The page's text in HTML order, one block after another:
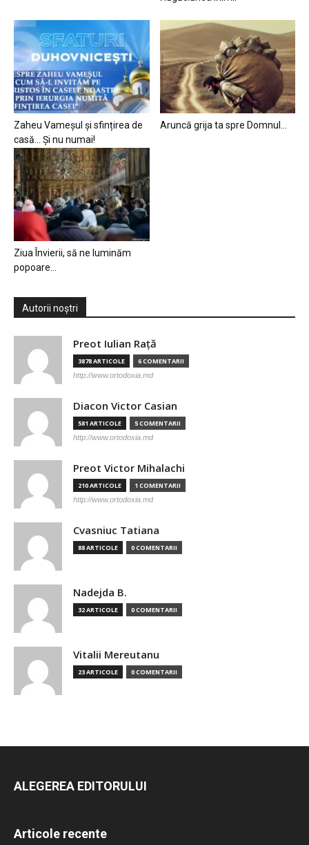
Zaheu Vameșul și sfințirea de
casă… Și nu numai!
Aruncă grija ta spre Domnul…
Ziua Învierii, să ne luminăm
popoare…
Autorii noștri
Preot Iulian Raţă
3878 ARTICOLE 6 COMENTARII
http://www.ortodoxia.md
Diacon Victor Casian
581 ARTICOLE 5 COMENTARII
http://www.ortodoxia.md
Preot Victor Mihalachi
210 ARTICOLE 1 COMENTARII
http://www.ortodoxia.md
Cvasniuc Tatiana
88 ARTICOLE 0 COMENTARII
Nadejda B.
32 ARTICOLE 0 COMENTARII
Vitalii Mereutanu
23 ARTICOLE 0 COMENTARII
ALEGEREA EDITORULUI
Articole recente